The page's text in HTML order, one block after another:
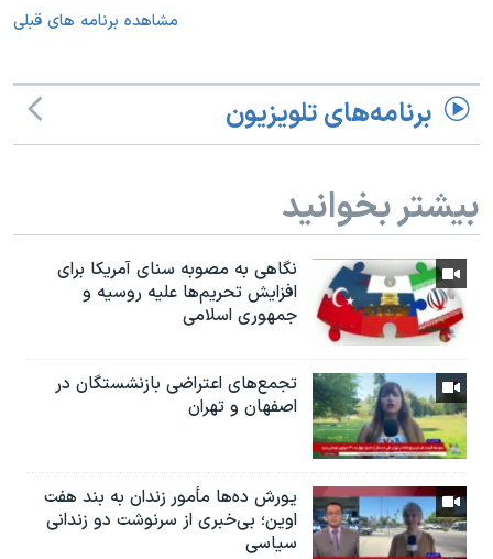
مشاهده برنامه های قبلی
برنامه‌های تلویزیون
بیشتر بخوانید
نگاهی به مصوبه سنای آمریکا برای
افزایش تحریم‌ها علیه روسیه و
جمهوری اسلامی
تجمع‌های اعتراضی بازنشستگان در
اصفهان و تهران
یورش ده‌ها مأمور زندان به بند هفت
اوین؛ بی‌خبری از سرنوشت دو زندانی
سیاسی